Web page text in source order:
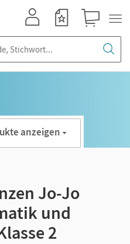
anzeigen
Jo-Jo
und
2